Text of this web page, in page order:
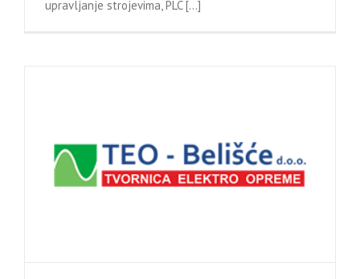
upravljanje strojevima, PLC […]